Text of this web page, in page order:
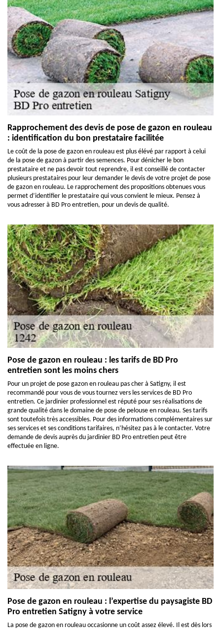
Rapprochement des devis de pose de gazon en rouleau
: identification du bon prestataire facilitée
Le coût de la pose de gazon en rouleau est plus élévé par rapport à celui
de la pose de gazon à partir des semences. Pour dénicher le bon
prestataire et ne pas devoir tout reprendre, il est conseillé de contacter
plusieurs prestataires pour leur demander le devis de votre projet de pose
de gazon en rouleau. Le rapprochement des propositions obtenues vous
permet d’identifier le prestataire qui vous convient le mieux. Pensez à
vous adresser à BD Pro entretien, pour un devis de qualité.
Pose de gazon en rouleau : les tarifs de BD Pro
entretien sont les moins chers
Pour un projet de pose gazon en rouleau pas cher à Satigny, il est
recommandé pour vous de vous tournez vers les services de BD Pro
entretien. Ce jardinier professionnel est réputé pour ses réalisations de
grande qualité dans le domaine de pose de pelouse en rouleau. Ses tarifs
sont toutefois très accessibles. Pour des informations complémentaires sur
ses services et ses conditions tarifaires, n’hésitez pas à le contacter. Votre
demande de devis auprès du jardinier BD Pro entretien peut être
effectuée en ligne.
Pose de gazon en rouleau : l’expertise du paysagiste BD
Pro entretien Satigny à votre service
La pose de gazon en rouleau occasionne un coût assez élevé. Il est dès lors